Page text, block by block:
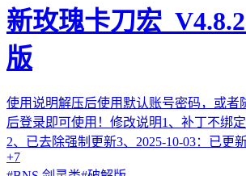
新玫瑰卡刀宏
版
使用说明解压后使用默认账号密码，或者
后登录即可使用！修改说明1、补丁不绑
2、已去除强制更新3、2025-10-03：已更
+7